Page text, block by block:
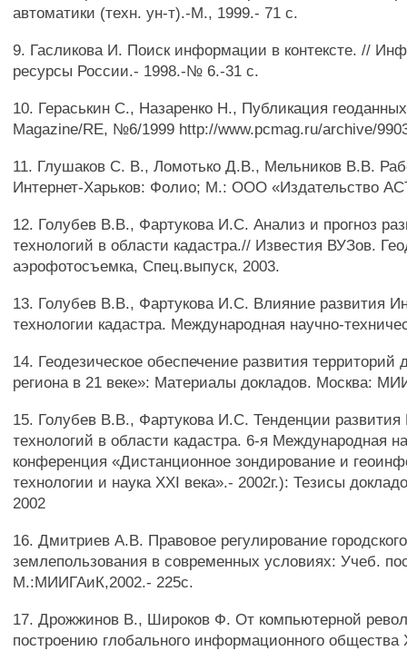
автоматики (техн. ун-т).-М., 1999.- 71 с.
9. Гасликова И. Поиск информации в контексте. //
ресурсы России.- 1998.-№ 6.-31 с.
10. Гераськин С., Назаренко Н., Публикация
Magazine/RE, №6/1999 http://www.pcmag.ru/archive/
11. Глушаков С. В., Ломотько Д.В., Мельников В.В.
Интернет-Харьков: Фолио; М.: ООО «Издательство
12. Голубев В.В., Фартукова И.С. Анализ и прогноз
технологий в области кадастра.// Известия ВУЗов.
аэрофотосъемка, Спец.выпуск, 2003.
13. Голубев В.В., Фартукова И.С. Влияние развития
технологии кадастра. Международная научно-
14. Геодезическое обеспечение развития территорий
региона в 21 веке»: Материалы докладов. Москва:
15. Голубев В.В., Фартукова И.С. Тенденции развития
технологий в области кадастра. 6-я Международная
конференция «Дистанционное зондирование и
технологии и наука XXI века».- 2002г.): Тезисы
2002
16. Дмитриев А.В. Правовое регулирование городского
землепользования в современных условиях: Учеб.
М.:МИИГАиК,2002.- 225с.
17. Дрожжинов В., Широков Ф. От компьютерной
построению глобального информационного общества